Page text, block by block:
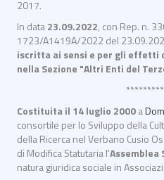
2017.
In data23.09.2022, con Rep. n.
1723/A1419A/2022 del
iscritta ai sensi e per gli effetti
nella Sezione "Altri Enti del
Costituita il 14 luglio 2000a
consortile per lo Sviluppo della
della Ricerca nel Verbano Cusio
di Modifica Statutaria l'
natura giuridica sociale in